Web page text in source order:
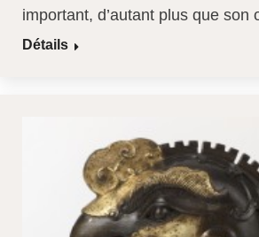
important, d’autant plus que son
Détails